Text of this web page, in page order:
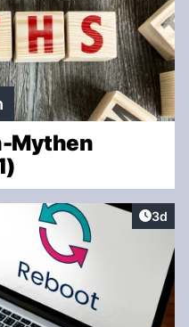
Mythen
3d